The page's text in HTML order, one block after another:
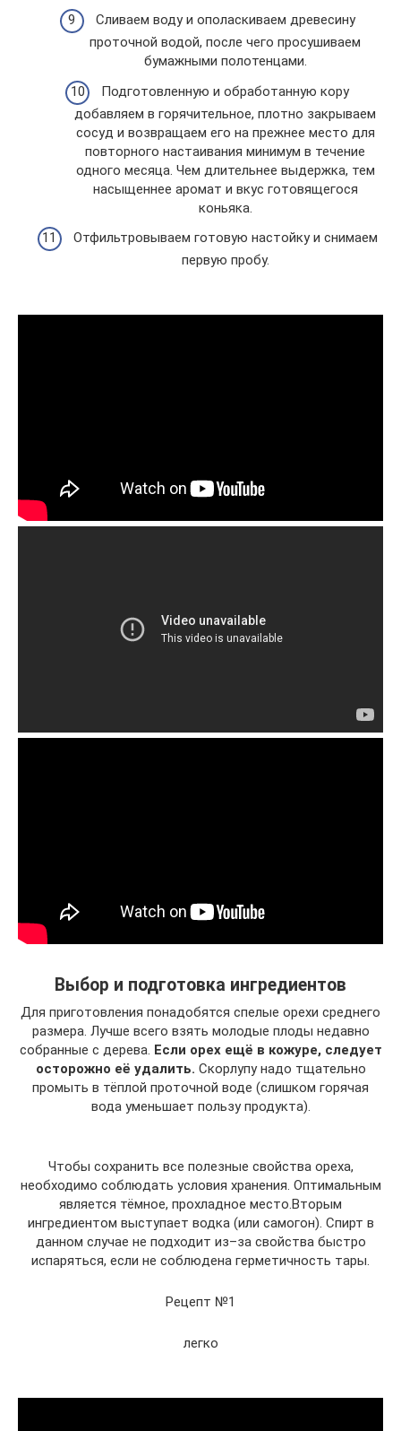
Сливаем воду и ополаскиваем древесину
проточной водой, после чего просушиваем
бумажными полотенцами.
Подготовленную и обработанную кору
добавляем в горячительное, плотно закрываем
сосуд и возвращаем его на прежнее место для
повторного настаивания минимум в течение
одного месяца. Чем длительнее выдержка, тем
насыщеннее аромат и вкус готовящегося
коньяка.
Отфильтровываем готовую настойку и снимаем
первую пробу.
Выбор и подготовка ингредиентов
Для приготовления понадобятся спелые орехи среднего
размера. Лучше всего взять молодые плоды недавно
собранные с дерева. Если орех ещё в кожуре, следует
осторожно её удалить. Скорлупу надо тщательно
промыть в тёплой проточной воде (слишком горячая
вода уменьшает пользу продукта).
Чтобы сохранить все полезные свойства ореха,
необходимо соблюдать условия хранения. Оптимальным
является тёмное, прохладное место.Вторым
ингредиентом выступает водка (или самогон). Спирт в
данном случае не подходит из–за свойства быстро
испаряться, если не соблюдена герметичность тары.
Рецепт №1
легко